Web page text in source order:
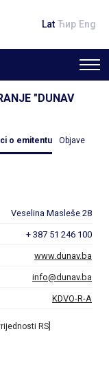
Lat Ћир Eng
"DUNAV
o emitentu Objave
Veselina Masleše 28
+ 387 51 246 100
www.dunav.ba
info@dunav.ba
KDVO-R-A
RS]